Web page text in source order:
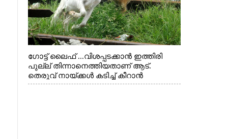
ഗോട്ട് ലൈഫ് ...വിശപ്പടക്കാൻ ഇത്തിരി
പുല്ല് തിന്നാനെത്തിയതാണ് ആട്.
തെരുവ് നായ്ക്കൾ കടിച്ച് കീറാൻ
വന്നതോടെ വയറിന്റെ ആന്തൽ മറന്ന്